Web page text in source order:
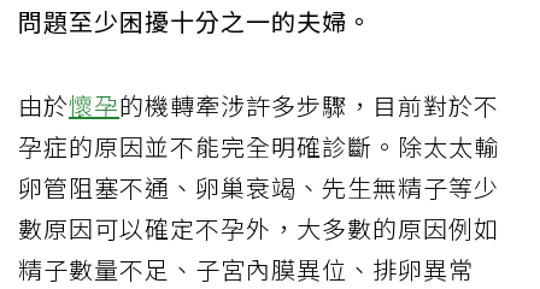
問題至少困擾十分之一的夫婦。
由於懷孕的機轉牽涉許多步驟，目前對於不
孕症的原因並不能完全明確診斷。除太太輸
卵管阻塞不通、卵巢衰竭、先生無精子等少
數原因可以確定不孕外，大多數的原因例如
精子數量不足、子宮內膜異位、排卵異常